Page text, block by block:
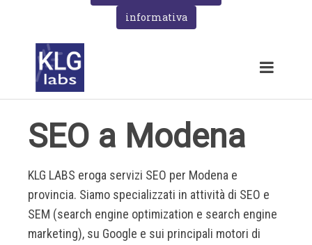
informativa
SEO a Modena
KLG LABS eroga servizi SEO per Modena e
provincia. Siamo specializzati in attività di SEO e
SEM (search engine optimization e search engine
marketing), su Google e sui principali motori di